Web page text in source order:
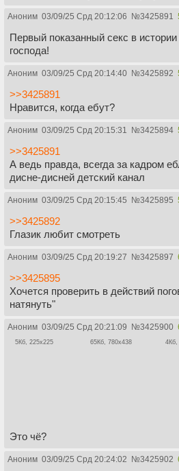
Аноним 03/09/25 Срд 20:12:06 №3425891
Первый показанный секс в
господа!
Аноним 03/09/25 Срд 20:14:40 №3425892
>>3425891
Нравится, когда ебут?
Аноним 03/09/25 Срд 20:15:31 №3425894
>>3425891
А ведь правда, всегда за кадром
дисне-дисней детский канал
Аноним 03/09/25 Срд 20:15:45 №3425895
>>3425892
Глазик любит смотреть
Аноним 03/09/25 Срд 20:19:27 №3425897
>>3425895
Хочется проверить в действий
натянуть"
Аноним 03/09/25 Срд 20:21:09 №3425900
5Кб, 225x225 65Кб, 780x438 4Кб,
Это чё?
Аноним 03/09/25 Срд 20:24:02 №3425902